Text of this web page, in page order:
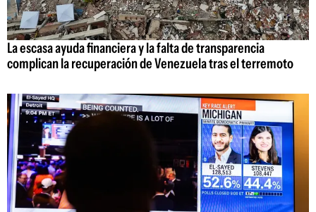
La escasa ayuda financiera y la falta de transparencia
complican la recuperación de Venezuela tras el terremoto